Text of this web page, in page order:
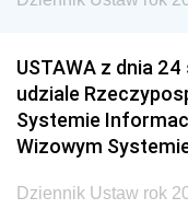
USTAWA z dnia
udziale
Systemie
Wizowym
Dziennik Ustaw rok